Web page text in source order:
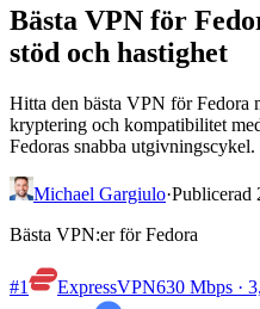
Bästa VPN för
stöd och hastighet
Hitta den bästa VPN för
kryptering och kompatibilitet
Fedoras snabba utgivningscykel.
Michael Gargiulo·Publicerad
Bästa VPN:er för Fedora
#1 ExpressVPN630 Mbps ·